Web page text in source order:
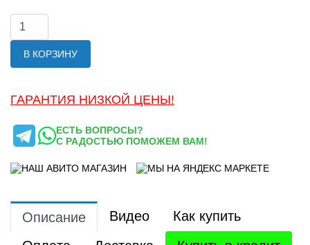
В КОРЗИНУ
ГАРАНТИЯ НИЗКОЙ ЦЕНЫ!
ЕСТЬ ВОПРОСЫ?
С РАДОСТЬЮ ПОМОЖЕМ ВАМ!
Описание Видео
Как купить